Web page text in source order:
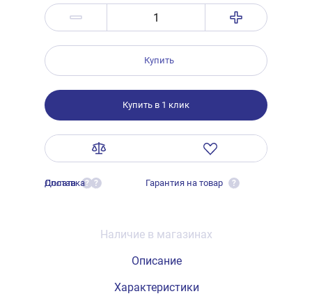
Купить
Купить в 1 клик
Оплата ?
Доставка ? Гарантия на товар ?
Наличие в магазинах
Описание
Характеристики